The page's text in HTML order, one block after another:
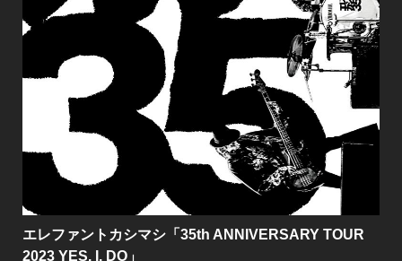
エレファントカシマシ「35th ANNIVERSARY TOUR
2023 YES. I. DO」